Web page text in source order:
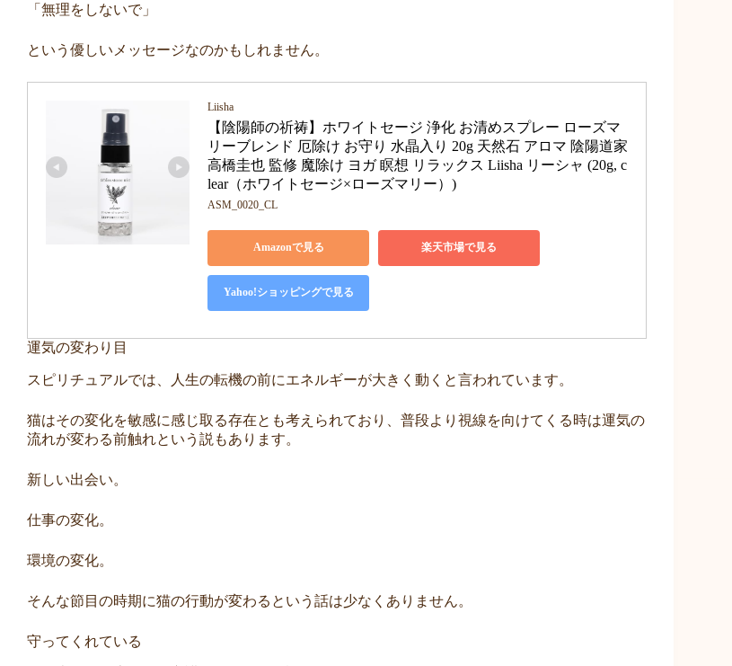
「無理をしないで」
という優しいメッセージなのかもしれません。
Liisha
【陰陽師の祈祷】ホワイトセージ 浄化 お清めスプレー ローズマ
リーブレンド 厄除け お守り 水晶入り 20g 天然石 アロマ 陰陽道家
高橋圭也 監修 魔除け ヨガ 瞑想 リラックス Liisha リーシャ (20g, c
lear（ホワイトセージ×ローズマリー）)
ASM_0020_CL
Amazonで見る 楽天市場で見る
Yahoo!ショッピングで見る
運気の変わり目
スピリチュアルでは、人生の転機の前にエネルギーが大きく動くと言われています。
猫はその変化を敏感に感じ取る存在とも考えられており、普段より視線を向けてくる時は運気の
流れが変わる前触れという説もあります。
新しい出会い。
仕事の変化。
環境の変化。
そんな節目の時期に猫の行動が変わるという話は少なくありません。
守ってくれている